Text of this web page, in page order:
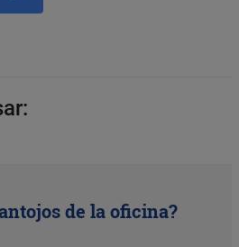
de la oficina?